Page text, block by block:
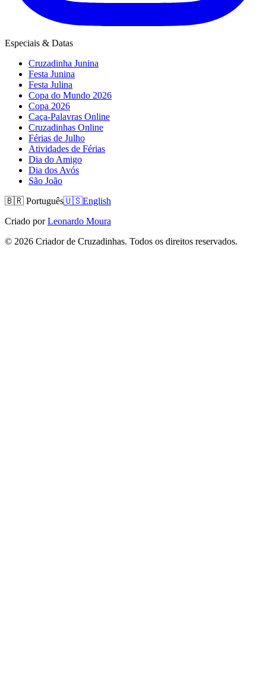
Especiais & Datas
Cruzadinha Junina
Festa Junina
Festa Julina
Copa do Mundo 2026
Copa 2026
Caça-Palavras Online
Cruzadinhas Online
Férias de Julho
Atividades de Férias
Dia do Amigo
Dia dos Avós
São João
🇧🇷 Português🇺🇸English
Criado por Leonardo Moura
© 2026 Criador de Cruzadinhas. Todos os direitos reservados.